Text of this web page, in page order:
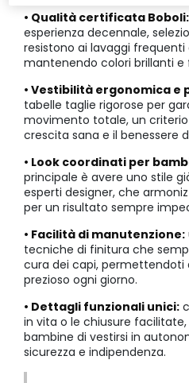
• Qualità certificata Boboli:
esperienza decennale,
resistono ai lavaggi
mantenendo colori brillanti e
• Vestibilità ergonomica e
tabelle taglie rigorose per
movimento totale, un
crescita sana e il benessere
• Look coordinati per
principale è avere uno stile
esperti designer, che
per un risultato sempre
• Facilità di manutenzione:
tecniche di finitura che
cura dei capi, permettendoti
prezioso ogni giorno.
• Dettagli funzionali unici:
in vita o le chiusure
bambine di vestirsi in
sicurezza e indipendenza.